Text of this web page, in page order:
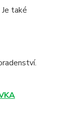
také